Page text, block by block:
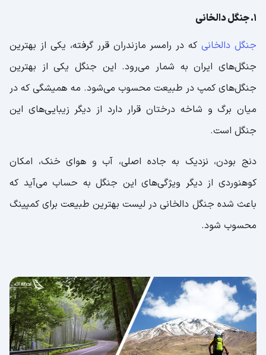
1. جنگل دالخانی
جنگل دالخانیکه در رامسر مازندران قرر گرفته، یکی از بهترین
جنگل‌های ایران به شمار می‌رود. این جنگل یکی از بهترین
جنگل‌های کمپ در طبیعت محسوب می‌شود. مه همیشگی که در
میان برگ و شاخه درختان قرار دارد از دیگر زیبایی‌های این
جنگل است.
دنج بودن، نزدیک به جاده اصلی، آب و هوای خنک، امکان
کوهنوردی از دیگر ویژگی‌های این جنگل به حساب می‌آید که
باعث شده جنگل دالخانی در لیست بهترین طبیعت برای کمپینگ
محسوب شود.